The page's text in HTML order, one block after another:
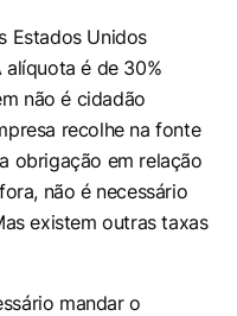
Estados Unidos
é de 30%
não é cidadão
recolhe na fonte
obrigação em relação
não é necessário
existem outras taxas
mandar o